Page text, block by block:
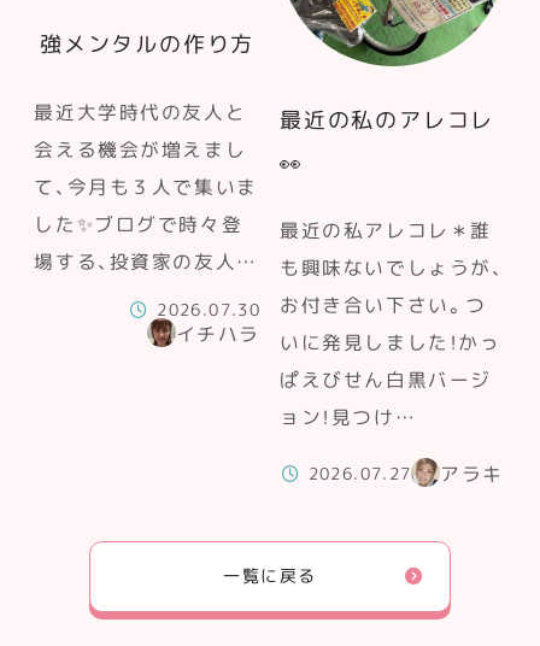
強メンタルの作り方
最近大学時代の友人と
会える機会が増えまし
て、今月も３人で集いま
した✨ブログで時々登
場する、投資家の友人…
2026.07.30
イチハラ
最近の私のアレコレ
👀
最近の私アレコレ＊誰
も興味ないでしょうが、
お付き合い下さい。つ
いに発見しました！かっ
ぱえびせん白黒バージ
ョン！見つけ…
2026.07.27 アラキ
一覧に戻る